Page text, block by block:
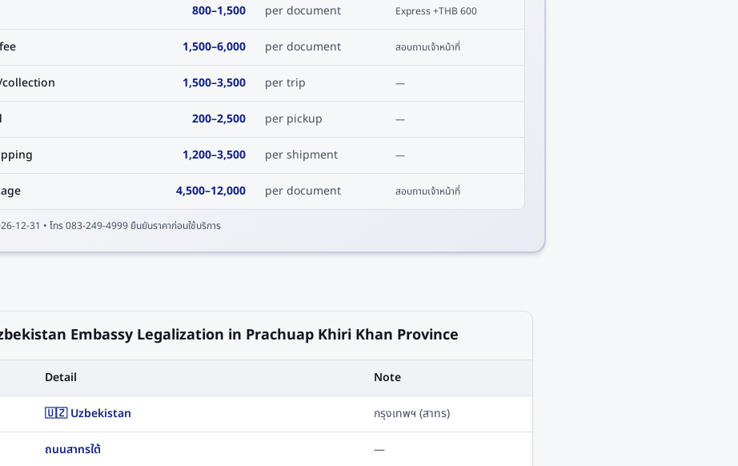
800–1,500 per document Express +THB 600
1,500–6,000 per document สอบถามเจ้าหน้าที่
1,500–3,500 per trip —
200–2,500 per pickup —
1,200–3,500 per shipment —
4,500–12,000 per document สอบถามเจ้าหน้าที่
12-31 • โทร 083-249-4999 ยืนยันราคาก่อนใช้บริการ
Embassy Legalization in Prachuap Khiri Khan Province
Detail Note
🇺🇿 Uzbekistan กรุงเทพฯ (สาทร)
ถนนสาทรใต้ —